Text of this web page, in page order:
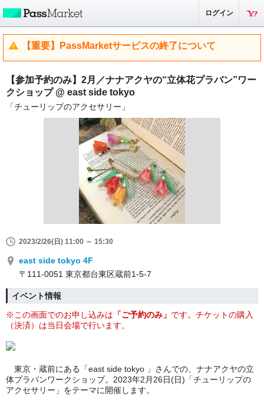
ログイン
【重要】PassMarketサービスの終了について
【参加予約のみ】2月／ナナアクヤの“立体花プラバン”ワー
クショップ @ east side tokyo
「チューリップのアクセサリー」
2023/2/26(日) 11:00 ～ 15:30
east side tokyo 4F
〒111-0051 東京都台東区蔵前1-5-7
イベント情報
※この画面でのお申し込みは 「ご予約のみ」 です。チケットの購入
（決済）は当日会場で行います。
東京・蔵前にある「east side tokyo 」さんでの、ナナアクヤの立
体プラバンワークショップ。2023年2月26日(日)「チューリップの
アクセサリー」をテーマに開催します。